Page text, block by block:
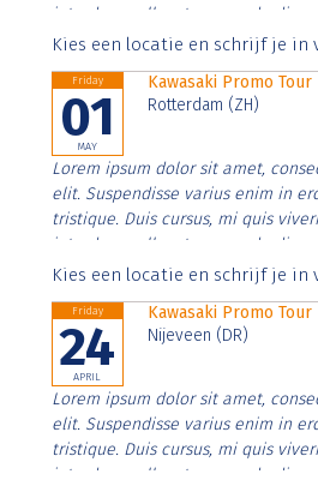
interdum nulla, ut commodo
Aenean faucibus nibh et justo
Kies een locatie en schrijf je
Friday
01
MAY
Kawasaki Promo Tour
Rotterdam (ZH)
Lorem ipsum dolor sit amet,
elit. Suspendisse varius enim in
tristique. Duis cursus, mi quis
interdum nulla, ut commodo
Aenean faucibus nibh et justo
Kies een locatie en schrijf je
Friday
24
APRIL
Kawasaki Promo Tour
Nijeveen (DR)
Lorem ipsum dolor sit amet,
elit. Suspendisse varius enim in
tristique. Duis cursus, mi quis
interdum nulla, ut commodo